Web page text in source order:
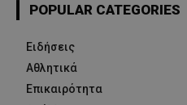
POPULAR CATEGORIES
Ειδήσεις
Αθλητικά
Επικαιρότητα